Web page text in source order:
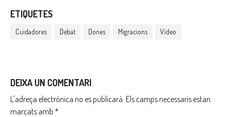
ETIQUETES
Cuidadores Debat Dones Migracions Vídeo
DEIXA UN COMENTARI
L'adreça electrònica no es publicarà. Els camps necessaris estan
marcats amb *